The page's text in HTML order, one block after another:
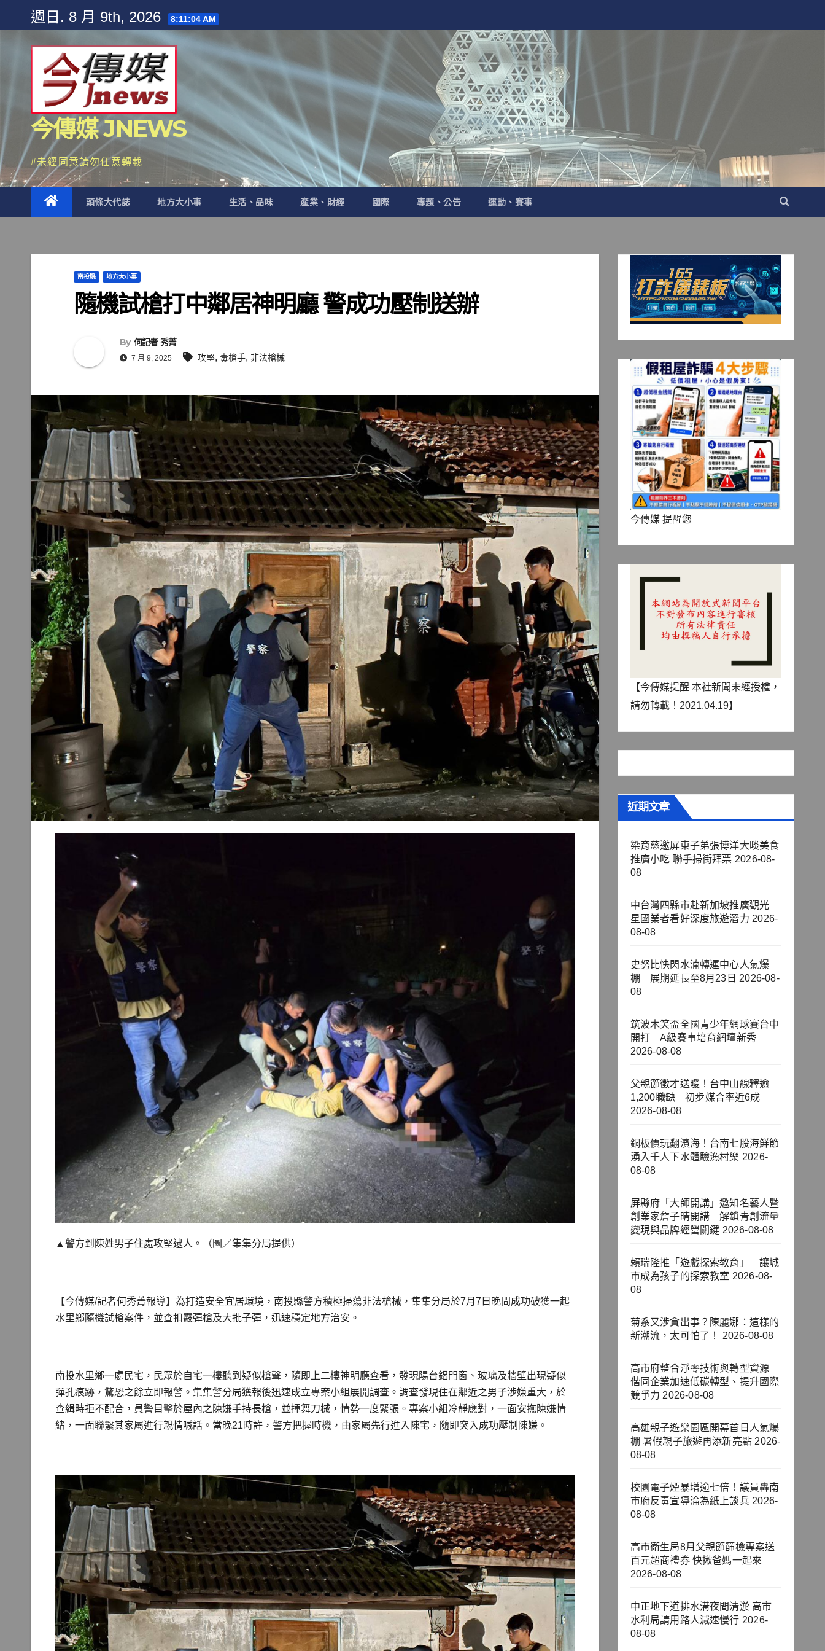
content
週日. 8 月 9th, 2026 8:11:06 AM
今傳媒 JNEWS
#未經同意請勿任意轉載
頭條大代誌 地方大小事 生活、品味 產業、財經 國際 專題、公告 運動、賽事
南投縣 地方大小事
隨機試槍打中鄰居神明廳 警成功壓制送辦
By 何記者 秀菁
7 月 9, 2025 攻堅, 毒槍手, 非法槍械
▲警方到陳姓男子住處攻堅逮人。（圖／集集分局提供）
【今傳媒/記者何秀菁報導】為打造安全宜居環境，南投縣警方積極掃蕩非法槍械，集集分局於7月7日晚間成功破獲一起
水里鄉隨機試槍案件，並查扣霰彈槍及大批子彈，迅速穩定地方治安。
南投水里鄉一處民宅，民眾於自宅一樓聽到疑似槍聲，隨即上二樓神明廳查看，發現陽台鋁門窗、玻璃及牆壁出現疑似
彈孔痕跡，驚恐之餘立即報警。集集警分局獲報後迅速成立專案小組展開調查。調查發現住在鄰近之男子涉嫌重大，於
查緝時拒不配合，員警目擊於屋內之陳嫌手持長槍，並揮舞刀械，情勢一度緊張。專案小組冷靜應對，一面安撫陳嫌情
緒，一面聯繫其家屬進行親情喊話。當晚21時許，警方把握時機，由家屬先行進入陳宅，隨即突入成功壓制陳嫌。
今傳媒 提醒您
【今傳媒提醒 本社新聞未經授權，
請勿轉載！2021.04.19】
近期文章
梁育慈邀屏東子弟張博洋大啖美食
推廣小吃 聯手掃街拜票 2026-08-
08
中台灣四縣市赴新加坡推廣觀光
星國業者看好深度旅遊潛力 2026-
08-08
史努比快閃水湳轉運中心人氣爆
棚 展期延長至8月23日 2026-08-
08
筑波木笑盃全國青少年網球賽台中
開打 A級賽事培育網壇新秀
2026-08-08
父親節徵才送暖！台中山線釋逾
1,200職缺 初步媒合率近6成
2026-08-08
銅板價玩翻濱海！台南七股海鮮節
湧入千人下水體驗漁村樂 2026-
08-08
屏縣府「大師開講」邀知名藝人暨
創業家詹子晴開講 解鎖青創流量
變現與品牌經營關鍵 2026-08-08
賴瑞隆推「遊戲探索教育」 讓城
市成為孩子的探索教室 2026-08-
08
菊系又涉貪出事？陳麗娜：這樣的
新潮流，太可怕了！
2026-08-08
高市府整合淨零技術與轉型資源
偕同企業加速低碳轉型、提升國際
競爭力 2026-08-08
高雄親子遊樂園區開幕首日人氣爆
棚 暑假親子旅遊再添新亮點 2026-
08-08
校園電子煙暴增逾七倍！議員轟南
市府反毒宣導淪為紙上談兵 2026-
08-08
高市衛生局8月父親節篩檢專案送
百元超商禮券 快揪爸媽一起來
2026-08-08
中正地下道排水溝夜間清淤 高市
水利局請用路人減速慢行 2026-
08-08